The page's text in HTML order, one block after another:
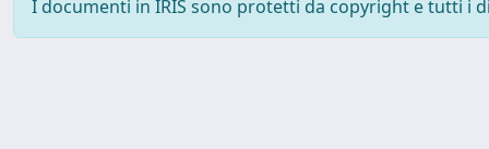
I documenti in IRIS sono protetti da copyright e tutti i